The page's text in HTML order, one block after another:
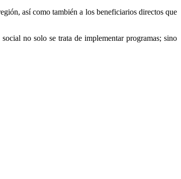
así como también a los beneficiarios directos que
no solo se trata de implementar programas; sino